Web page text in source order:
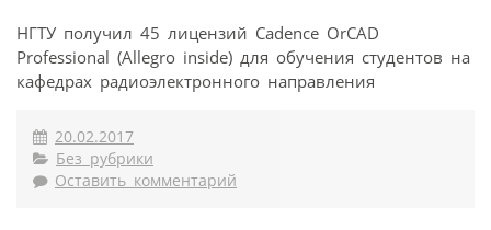
НГТУ получил 45 лицензий Cadence OrCAD
Professional (Allegro inside) для обучения студентов на
кафедрах радиоэлектронного направления
20.02.2017
Без рубрики
Оставить комментарий